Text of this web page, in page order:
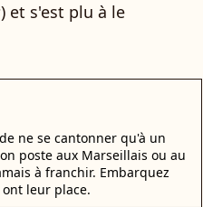
) et s'est plu à le
ne se cantonner qu'à un
poste aux Marseillais ou au
à franchir. Embarquez
leur place.